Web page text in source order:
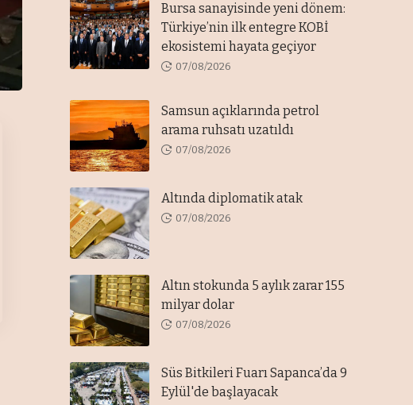
Bursa sanayisinde yeni dönem:
Türkiye’nin ilk entegre KOBİ
ekosistemi hayata geçiyor
07/08/2026
Samsun açıklarında petrol
arama ruhsatı uzatıldı
07/08/2026
Altında diplomatik atak
07/08/2026
Altın stokunda 5 aylık zarar 155
milyar dolar
07/08/2026
Süs Bitkileri Fuarı Sapanca’da 9
Eylül'de başlayacak